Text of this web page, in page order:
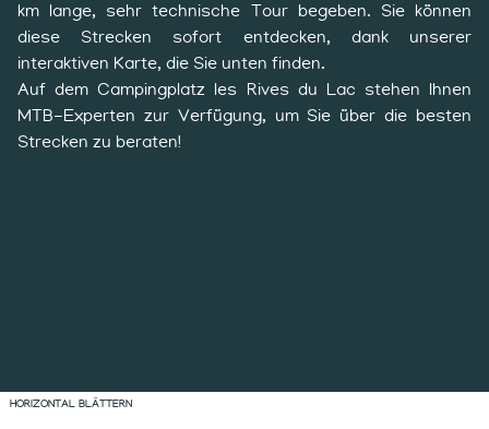
km lange, sehr technische Tour begeben. Sie können
diese Strecken sofort entdecken, dank unserer
interaktiven Karte, die Sie unten finden.
Auf dem Campingplatz les Rives du Lac stehen Ihnen
MTB-Experten zur Verfügung, um Sie über die besten
Strecken zu beraten!
HORIZONTAL BLÄTTERN